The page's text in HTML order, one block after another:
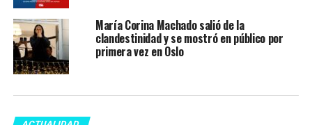
María Corina Machado salió de la
clandestinidad y se mostró en público por
primera vez en Oslo